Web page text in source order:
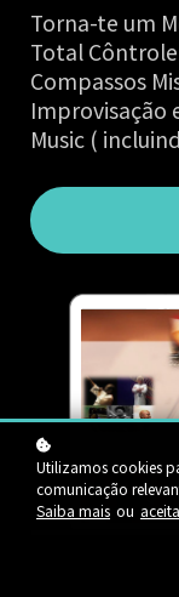
Torna-te um
Total
Compassos
Improvisação
Music (
Utilizamos cookies
comunicação
Saiba mais ou